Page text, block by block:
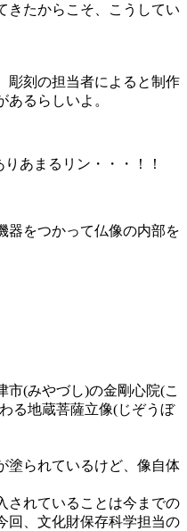
きたからこそ、こうしてい
彫刻の担当者によると制作
るらしいよ。
あまるリン・・・！！
器をつかって仏像の内部を
市(みやづし)の金剛心院(こ
る地蔵菩薩立像(じぞうぼ
塗られているけど、像自体
されていることは今までの
回、文化財保存科学担当の